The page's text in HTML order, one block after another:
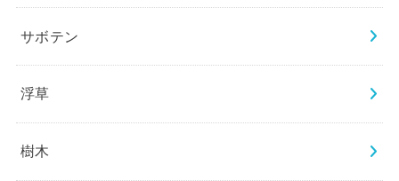
サボテン
浮草
樹木